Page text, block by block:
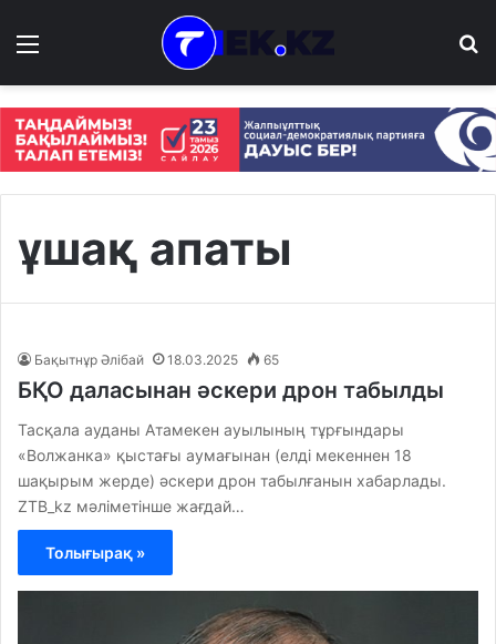
ұшақ апаты
Бақытнұр Әлібай 18.03.2025 65
БҚО даласынан әскери дрон табылды
Тасқала ауданы Атамекен ауылының тұрғындары
«Волжанка» қыстағы аумағынан (елді мекеннен 18
шақырым жерде) әскери дрон табылғанын хабарлады.
ZTB_kz мәліметінше жағдай…
Толығырақ »